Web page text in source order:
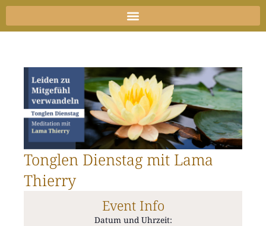
Zum
Inhalt
Tonglen Dienstag mit Lama
Thierry
Event Info
Datum und Uhrzeit: